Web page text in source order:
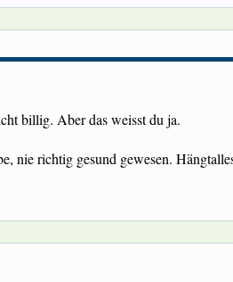
billig. Aber das weisst du ja.
nie richtig gesund gewesen.